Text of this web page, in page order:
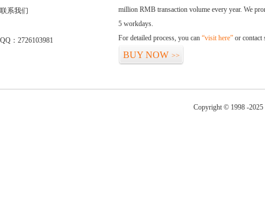
联系我们
QQ：2726103981
million RMB transaction volume every year. We
5 workdays.
For detailed process, you can “visit here” or contact
BUY NOW >>
Copyright © 1998 -2025